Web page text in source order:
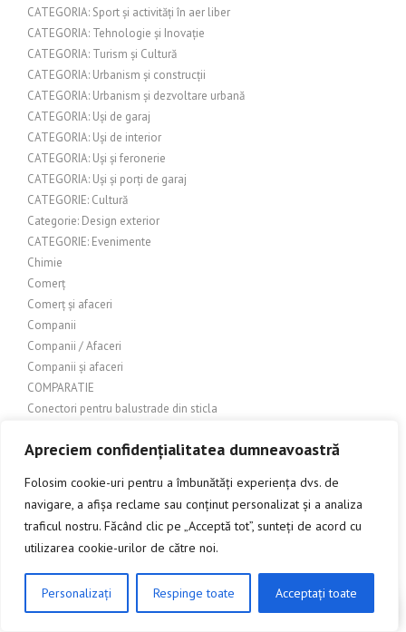
Apreciem confidențialitatea dumneavoastră
Folosim cookie-uri pentru a îmbunătăți experiența dvs. de
navigare, a afișa reclame sau conținut personalizat și a analiza
traficul nostru. Făcând clic pe „Acceptă tot”, sunteți de acord cu
utilizarea cookie-urilor de către noi.
Personalizați Respinge toate Acceptați toate
CATEGORIA: Sport și activități în aer liber
CATEGORIA: Tehnologie și Inovație
CATEGORIA: Turism și Cultură
CATEGORIA: Urbanism și construcții
CATEGORIA: Urbanism și dezvoltare urbană
CATEGORIA: Uși de garaj
CATEGORIA: Uși de interior
CATEGORIA: Uși și feronerie
CATEGORIA: Uși și porți de garaj
CATEGORIE: Cultură
Categorie: Design exterior
CATEGORIE: Evenimente
Chimie
Comerț
Comerț și afaceri
Companii
Companii / Afaceri
Companii și afaceri
COMPARATIE
Conectori pentru balustrade din sticla
CONSTRUCTII
Construcții – lemn
Construcții & Design Exterior
Constructii > Uși metalice
Construcții exterioare
Construcții Industriale
Constructii metalice
Constructii si amenajari
CLICK AICI PENTRU A DISCUTA